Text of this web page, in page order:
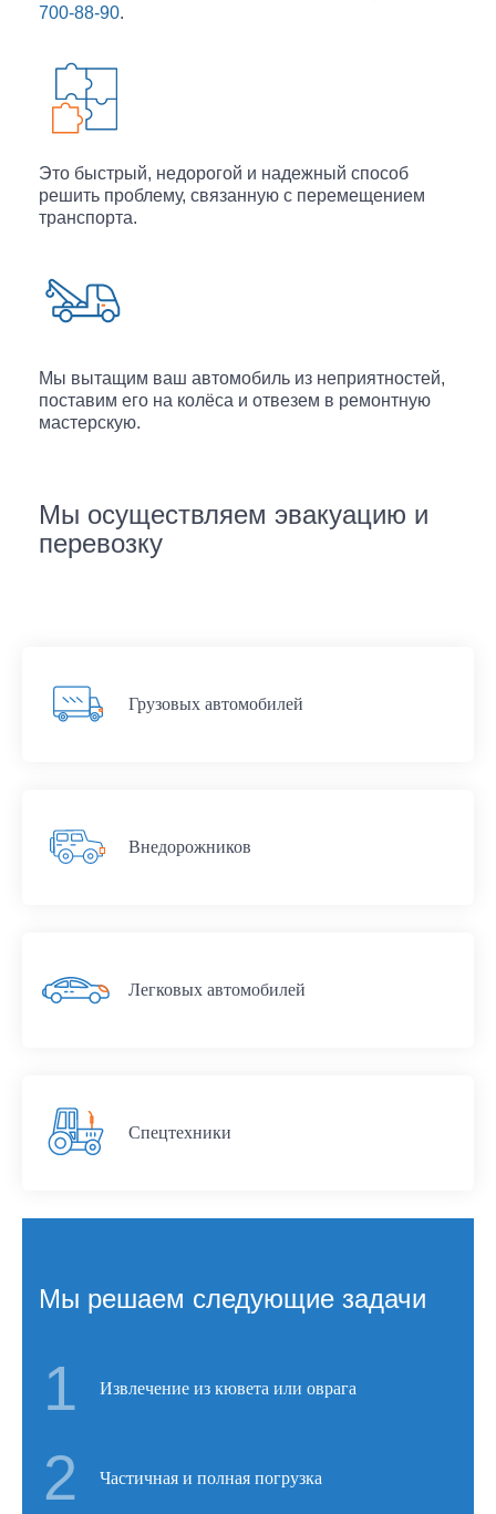
700-88-90.
Это быстрый, недорогой и надежный способ
решить проблему, связанную с перемещением
транспорта.
Мы вытащим ваш автомобиль из неприятностей,
поставим его на колёса и отвезем в ремонтную
мастерскую.
Мы осуществляем эвакуацию и
перевозку
Грузовых автомобилей
Внедорожников
Легковых автомобилей
Спецтехники
Мы решаем следующие задачи
1 Извлечение из кювета или оврага
2
Частичная и полная погрузка
Оставить свой отзыв о нас